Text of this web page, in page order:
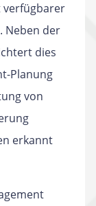
verfügbarer
Neben der
dies
Planung
von
erkannt